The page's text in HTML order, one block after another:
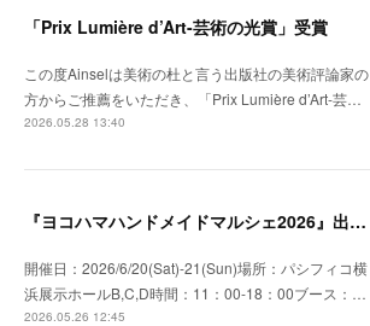
「Prix Lumière d’Art-芸術の光賞」受賞
この度Ainselは美術の杜と言う出版社の美術評論家の
方からご推薦をいただき、「Prix Lumière d’Art-芸…
2026.05.28 13:40
『ヨコハマハンドメイドマルシェ2026』出展のお知らせ
開催日：2026/6/20(Sat)-21(Sun)場所：パシフィコ横
浜展示ホールB,C,D時間：11：00-18：00ブース：…
2026.05.26 12:45